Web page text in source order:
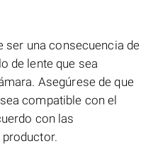
ser una consecuencia de
de lente que sea
Asegúrese de que
compatible con el
con las